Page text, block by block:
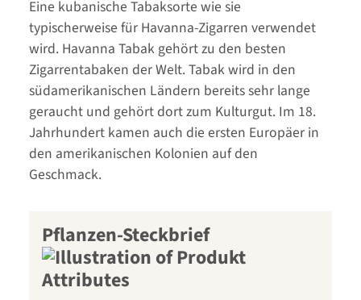
Eine kubanische Tabaksorte wie sie
typischerweise für Havanna-Zigarren verwendet
wird. Havanna Tabak gehört zu den besten
Zigarrentabaken der Welt. Tabak wird in den
südamerikanischen Ländern bereits sehr lange
geraucht und gehört dort zum Kulturgut. Im 18.
Jahrhundert kamen auch die ersten Europäer in
den amerikanischen Kolonien auf den
Geschmack.
Pflanzen-Steckbrief